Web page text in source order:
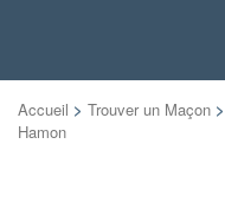
Accueil > Trouver un Maçon >
Hamon